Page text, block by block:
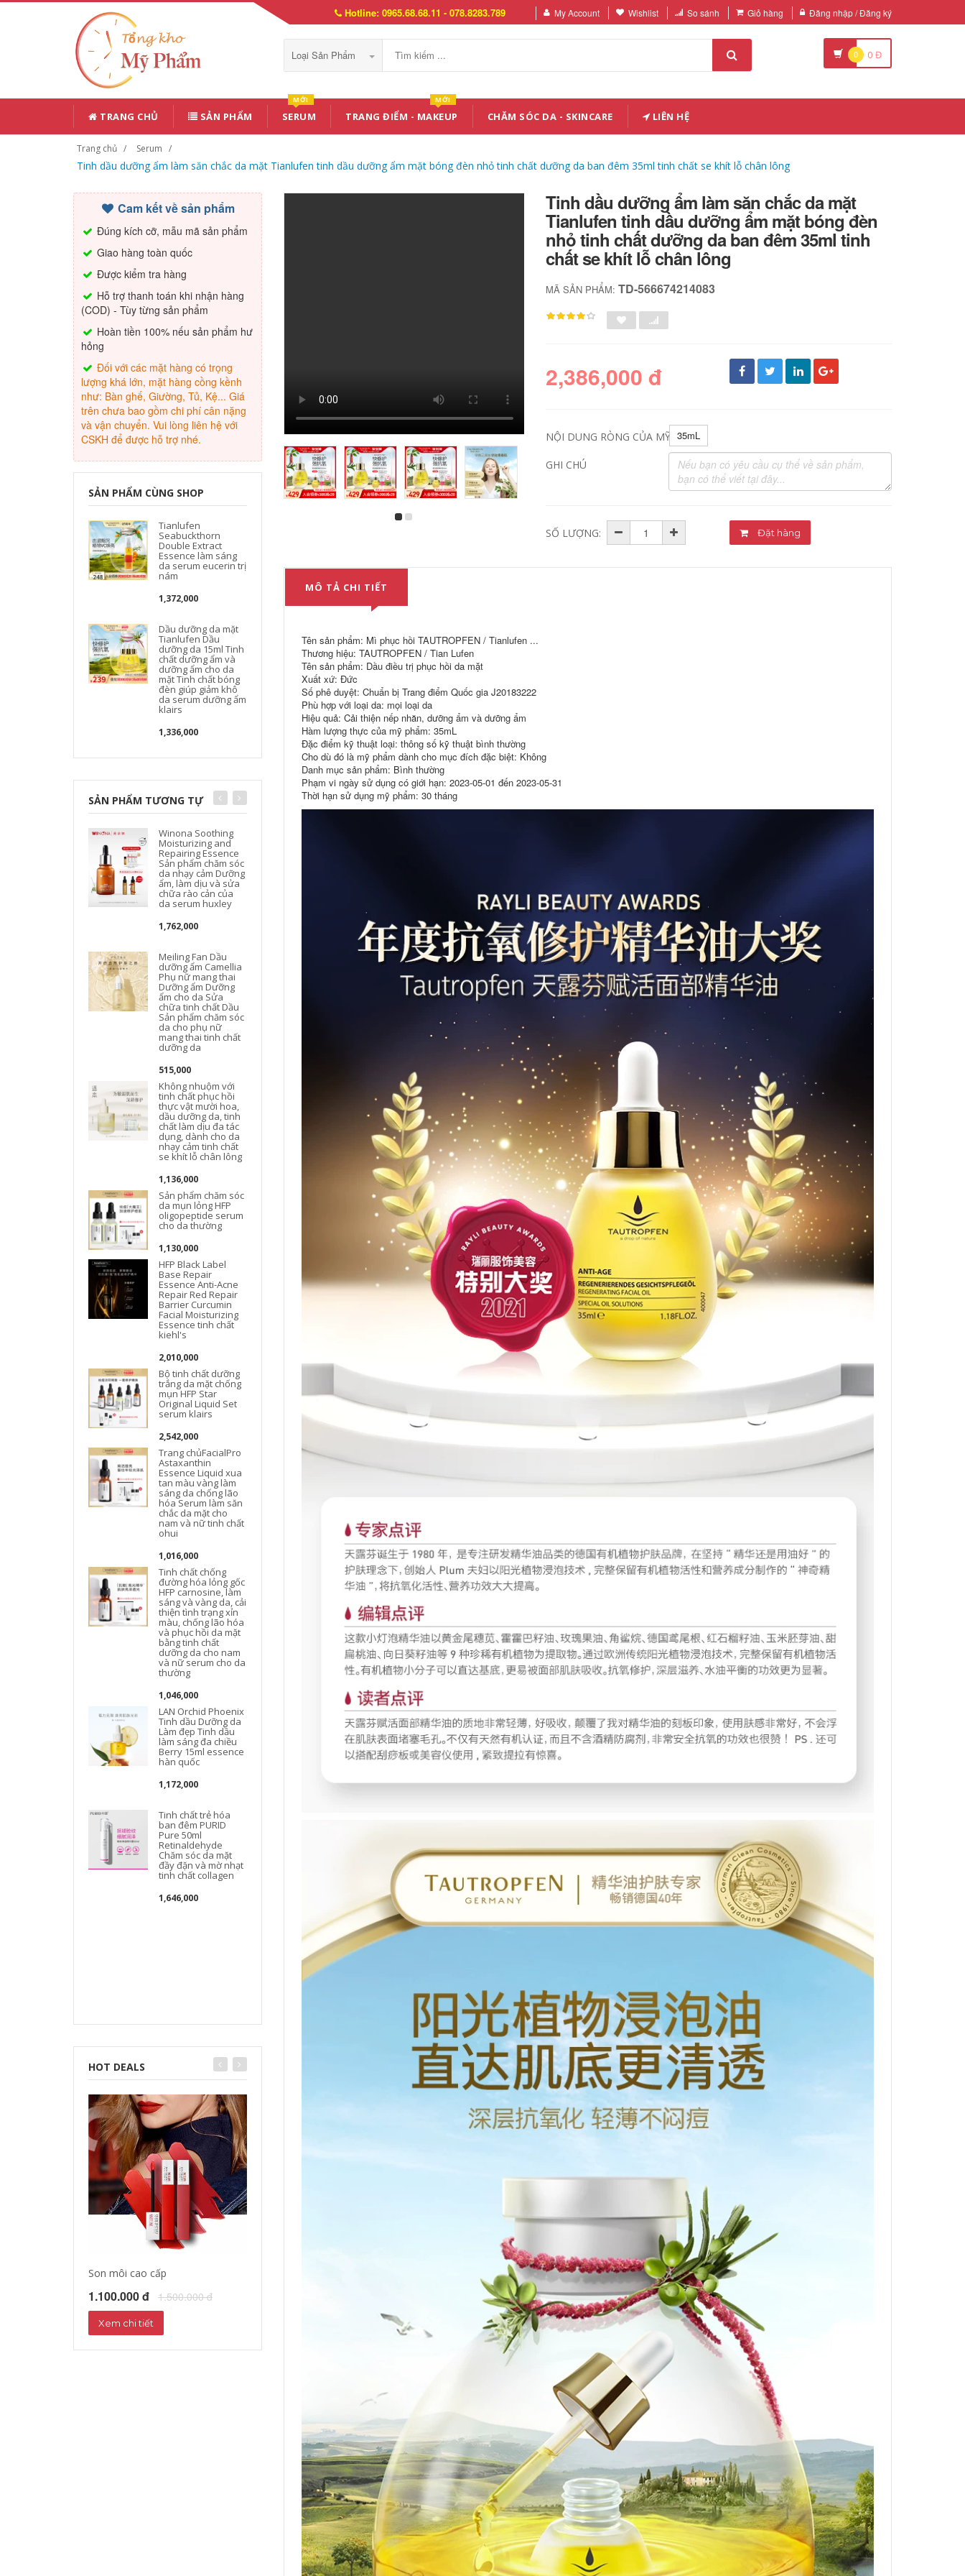
Hotline: 0965.68.68.11 - 078.8283.789 My Account Wishlist So sánh Giỏ hàng Đăng nhập / Đăng ký
Loại Sản Phẩm 0 0 Đ
TRANG CHỦ SẢN PHẨM SERUM
MỚI
TRANG ĐIỂM - MAKEUP
MỚI
CHĂM SÓC DA - SKINCARE LIÊN HỆ
Trang chủ Serum
Tinh dầu dưỡng ẩm làm săn chắc da mặt Tianlufen tinh dầu dưỡng ẩm mặt bóng đèn nhỏ tinh chất dưỡng da ban đêm 35ml tinh chất se khít lỗ chân lông
Cam kết về sản phẩm
Đúng kích cỡ, mẫu mã sản phẩm
Giao hàng toàn quốc
Được kiểm tra hàng
Hỗ trợ thanh toán khi nhận hàng
(COD) - Tùy từng sản phẩm
Hoàn tiền 100% nếu sản phẩm hư
hỏng
Đối với các mặt hàng có trọng
lượng khá lớn, mặt hàng cồng kềnh
như: Bàn ghế, Giường, Tủ, Kệ... Giá
trên chưa bao gồm chi phí cân nặng
và vận chuyển. Vui lòng liên hệ với
CSKH để được hỗ trợ nhé.
SẢN PHẨM CÙNG SHOP
Tianlufen
Seabuckthorn
Double Extract
Essence làm sáng
da serum eucerin trị
nám
1,372,000
Dầu dưỡng da mặt
Tianlufen Dầu
dưỡng da 15ml Tinh
chất dưỡng ẩm và
dưỡng ẩm cho da
mặt Tinh chất bóng
đèn giúp giảm khô
da serum dưỡng ẩm
klairs
1,336,000
SẢN PHẨM TƯƠNG TỰ
Winona Soothing
Moisturizing and
Repairing Essence
Sản phẩm chăm sóc
da nhạy cảm Dưỡng
ẩm, làm dịu và sửa
chữa rào cản của
da serum huxley
1,762,000
Meiling Fan Dầu
dưỡng ẩm Camellia
Phụ nữ mang thai
Dưỡng ẩm Dưỡng
ẩm cho da Sửa
chữa tinh chất Dầu
Sản phẩm chăm sóc
da cho phụ nữ
mang thai tinh chất
dưỡng da
515,000
Không nhuộm với
tinh chất phục hồi
thực vật mười hoa,
dầu dưỡng da, tinh
chất làm dịu đa tác
dụng, dành cho da
nhạy cảm tinh chất
se khít lỗ chân lông
1,136,000
Sản phẩm chăm sóc
da mụn lỏng HFP
oligopeptide serum
cho da thường
1,130,000
HFP Black Label
Base Repair
Essence Anti-Acne
Repair Red Repair
Barrier Curcumin
Facial Moisturizing
Essence tinh chất
kiehl's
2,010,000
Bộ tinh chất dưỡng
trắng da mặt chống
mụn HFP Star
Original Liquid Set
serum klairs
2,542,000
Trang chủFacialPro
Astaxanthin
Essence Liquid xua
tan màu vàng làm
sáng da chống lão
hóa Serum làm săn
chắc da mặt cho
nam và nữ tinh chất
ohui
1,016,000
Tinh chất chống
đường hóa lỏng gốc
HFP carnosine, làm
sáng và vàng da, cải
thiện tình trạng xỉn
màu, chống lão hóa
và phục hồi da mặt
bằng tinh chất
dưỡng da cho nam
và nữ serum cho da
thường
1,046,000
LAN Orchid Phoenix
Tinh dầu Dưỡng da
Làm đẹp Tinh dầu
làm sáng đa chiều
Berry 15ml essence
hàn quốc
1,172,000
Tinh chất trẻ hóa
ban đêm PURID
Pure 50ml
Retinaldehyde
Chăm sóc da mặt
đầy đặn và mờ nhạt
tinh chất collagen
1,646,000
Sáu tinh chất
peptide chống nếp
PMPM Chiba Rose
Vitamin C Essential
Oil Dầu dưỡng da
Tinh chất nâng cao
Nền tảng cơ mặt
Tinh chất làm sáng
da serum ha b5
Essence Lotion
Dưỡng ẩm Dưỡng
ẩm cho Da mặt
phẩm Chăm sóc da
Đường nét mịn
làm giảm vết thâm
mụn, thu nhỏ lỗ
mụn và loại bỏ tinh
chất dưỡng da tinh
chất trái cây cô đặc
inspire
MonsterCode Beast
Code Xì Trum Tinh
1,256,000
Daimo Huayu
Ecdoin Repairing
Lotion Stay Up All
Night Chăm sóc da
Khẩn cấp Hàng rào
dưỡng ẩm làm sáng
da Tinh chất làm
sáng da tinh chất
350,000
Lvyang Tender Pore
Large Repair
Thu nhỏ lỗ chân
lông Làm sạch sâu
Sản phẩm chăm sóc
da dành cho nam
và nữ serum ahc
xanh lá cây
Natural Hall Snow
Dòng Qian Huang!
Hãy để hiệu ứng
chăm sóc da gấp đôi
~ một tinh chất
glucan men xozan
serum trà xanh
innisfree
oxy hóa tinh chất
vitamin c
724,000
SK-II Chai Bạc Nhỏ
Tinh Chất Chăm Sóc
Da Mặt Sửa Chữa
Các Điểm Dưỡng Ẩm
Làm Sáng Da Làm
Sáng Da Sắc Tố
skllsk2 serum
innisfree trắng da
4,830,000
Tianlufen
Seabuckthorn
Double Extract
Essence làm sáng
da serum eucerin trị
1,372,000
L-vc Vitamin C
Essence Emulsion
Sản phẩm dưỡng
ẩm làm sáng da gốc
lỏng 100ML serum
ahc màu hồng
219,000
Oligopeptide stock
giải pháp để loại bỏ
mụn trứng cá làm
mờ vết thâm mụn,
sẹo mụn trứng cá,
sản phẩm chăm sóc
da mụn vùng kín,
tinh chất dưỡng da
mặt, nam và nữ tinh
chất dưỡng trắng da
644,000
Essence 50ml Sản
dưỡng ẩm và làm
Double Squalane
Essence Muscle
Foundation serum
luxury gold 24k
Tinh dầu Hoa hồng
Tăng cường Sửa
chữa Chống lão hóa
Chăm sóc da Dầu
Kiểm soát Da mặt
1,132,000
5R Haiwang
Essence Tam Host
B5 Essence
acurient nhẹ Hỗ trợ
dầu hoa hồng trắng
chăm sóc da mặt
sửa chữa đáy da
làm dịu da nhạy
chống lão hóa và
HOT DEALS
Son môi cao cấp
1.100.000 đ 1.500.000 đ
Xem chi tiết
Tinh dầu dưỡng ẩm làm săn chắc da mặt
Tianlufen tinh dầu dưỡng ẩm mặt bóng đèn
nhỏ tinh chất dưỡng da ban đêm 35ml tinh
chất se khít lỗ chân lông
MÃ SẢN PHẨM:TD-566674214083
2,386,000 đ
NỘI DUNG RÒNG CỦA MỸ PHẨM:
35mL
GHI CHÚ
SỐ LƯỢNG: Đặt hàng
MÔ TẢ CHI TIẾT
Tên sản phẩm: Mì phục hồi TAUTROPFEN / Tianlufen ...
Thương hiệu: TAUTROPFEN / Tian Lufen
Tên sản phẩm: Dầu điều trị phục hồi da mặt
Xuất xứ: Đức
Số phê duyệt: Chuẩn bị Trang điểm Quốc gia J20183222
Phù hợp với loại da: mọi loại da
Hiệu quả: Cải thiện nếp nhăn, dưỡng ẩm và dưỡng ẩm
Hàm lượng thực của mỹ phẩm: 35mL
Đặc điểm kỹ thuật loại: thông số kỹ thuật bình thường
Cho dù đó là mỹ phẩm dành cho mục đích đặc biệt: Không
Danh mục sản phẩm: Bình thường
Phạm vi ngày sử dụng có giới hạn: 2023-05-01 đến 2023-05-31
Thời hạn sử dụng mỹ phẩm: 30 tháng